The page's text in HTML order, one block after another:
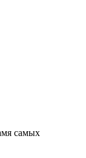
самых